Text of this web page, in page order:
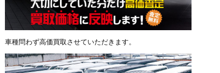
車種問わず高価買取させていただきます。